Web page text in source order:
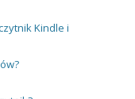
Kindle i